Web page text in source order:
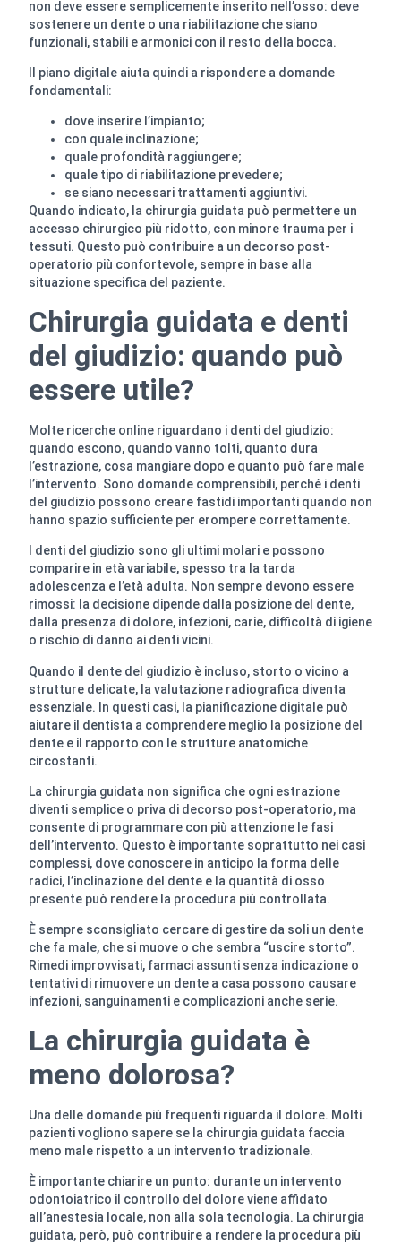
non deve essere semplicemente inserito nell’osso: deve
sostenere un dente o una riabilitazione che siano
funzionali, stabili e armonici con il resto della bocca.
Il piano digitale aiuta quindi a rispondere a domande
fondamentali:
dove inserire l’impianto;
con quale inclinazione;
quale profondità raggiungere;
quale tipo di riabilitazione prevedere;
se siano necessari trattamenti aggiuntivi.
Quando indicato, la chirurgia guidata può permettere un
accesso chirurgico più ridotto, con minore trauma per i
tessuti. Questo può contribuire a un decorso post-
operatorio più confortevole, sempre in base alla
situazione specifica del paziente.
Chirurgia guidata e denti
del giudizio: quando può
essere utile?
Molte ricerche online riguardano i denti del giudizio:
quando escono, quando vanno tolti, quanto dura
l’estrazione, cosa mangiare dopo e quanto può fare male
l’intervento. Sono domande comprensibili, perché i denti
del giudizio possono creare fastidi importanti quando non
hanno spazio sufficiente per erompere correttamente.
I denti del giudizio sono gli ultimi molari e possono
comparire in età variabile, spesso tra la tarda
adolescenza e l’età adulta. Non sempre devono essere
rimossi: la decisione dipende dalla posizione del dente,
dalla presenza di dolore, infezioni, carie, difficoltà di igiene
o rischio di danno ai denti vicini.
Quando il dente del giudizio è incluso, storto o vicino a
strutture delicate, la valutazione radiografica diventa
essenziale. In questi casi, la pianificazione digitale può
aiutare il dentista a comprendere meglio la posizione del
dente e il rapporto con le strutture anatomiche
circostanti.
La chirurgia guidata non significa che ogni estrazione
diventi semplice o priva di decorso post-operatorio, ma
consente di programmare con più attenzione le fasi
dell’intervento. Questo è importante soprattutto nei casi
complessi, dove conoscere in anticipo la forma delle
radici, l’inclinazione del dente e la quantità di osso
presente può rendere la procedura più controllata.
È sempre sconsigliato cercare di gestire da soli un dente
che fa male, che si muove o che sembra “uscire storto”.
Rimedi improvvisati, farmaci assunti senza indicazione o
tentativi di rimuovere un dente a casa possono causare
infezioni, sanguinamenti e complicazioni anche serie.
La chirurgia guidata è
meno dolorosa?
Una delle domande più frequenti riguarda il dolore. Molti
pazienti vogliono sapere se la chirurgia guidata faccia
meno male rispetto a un intervento tradizionale.
È importante chiarire un punto: durante un intervento
odontoiatrico il controllo del dolore viene affidato
all’anestesia locale, non alla sola tecnologia. La chirurgia
guidata, però, può contribuire a rendere la procedura più